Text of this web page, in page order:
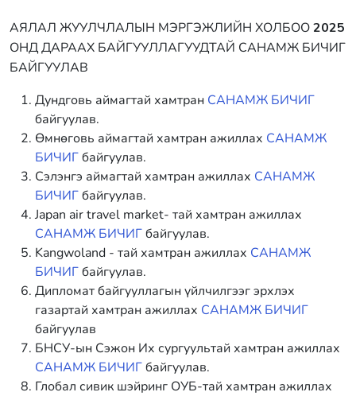
АЯЛАЛ ЖУУЛЧЛАЛЫН МЭРГЭЖЛИЙН ХОЛБОО2025
ОНД ДАРААХ БАЙГУУЛЛАГУУДТАЙ САНАМЖ БИЧИГ
БАЙГУУЛАВ
Дундговь аймагтай хамтран САНАМЖ БИЧИГ
байгуулав.
Өмнөговь аймагтай хамтран ажиллах САНАМЖ
БИЧИГбайгуулав.
Сэлэнгэ аймагтай хамтран ажиллах САНАМЖ
БИЧИГбайгуулав.
Japan air travel market- тай хамтран ажиллах
САНАМЖ БИЧИГбайгуулав.
Kangwoland - тай хамтран ажиллах САНАМЖ
БИЧИГбайгуулав.
Дипломат байгууллагын үйлчилгээг эрхлэх
газартай хамтран ажиллах САНАМЖ БИЧИГ
байгуулав
БНСУ-ын Сэжон Их сургуультай хамтран ажиллах
САНАМЖ БИЧИГбайгуулав.
Глобал сивик шэйринг ОУБ-тай хамтран ажиллах